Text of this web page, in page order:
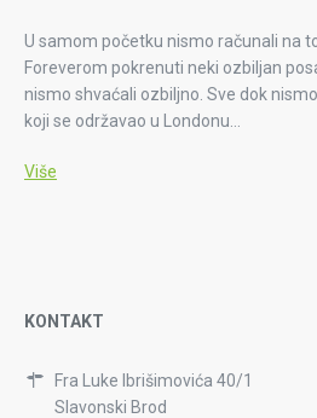
U samom početku nismo računali na
Foreverom pokrenuti neki ozbiljan
nismo shvaćali ozbiljno. Sve dok
koji se održavao u Londonu…
Više
KONTAKT
Fra Luke Ibrišimovića 40/1
Slavonski Brod